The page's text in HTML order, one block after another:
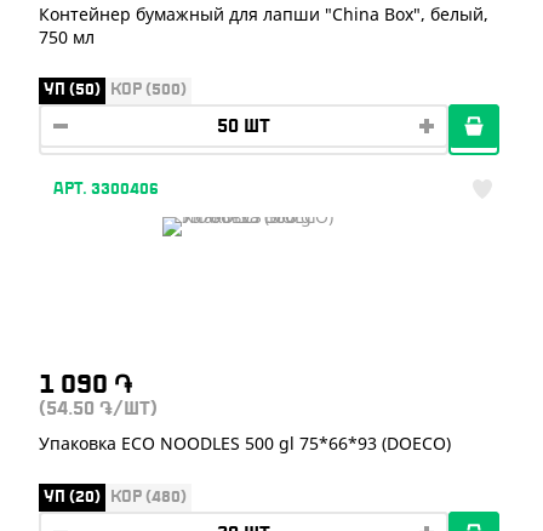
Контейнер бумажный для лапши "China Box", белый,
750 мл
УП (50) КОР (500)
АРТ. 3300406
1 090 ֏
(54.50 ֏/ШТ)
Упаковка ECO NOODLES 500 gl 75*66*93 (DOECO)
УП (20) КОР (480)